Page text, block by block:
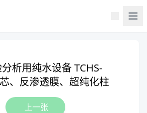
析用纯水设备 TCHS-
、反渗透膜、超纯化柱
上一张